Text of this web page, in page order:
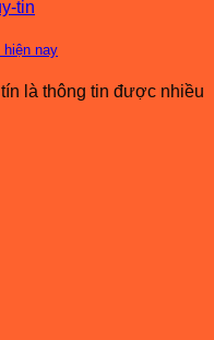
hiện nay
là thông tin được nhiều